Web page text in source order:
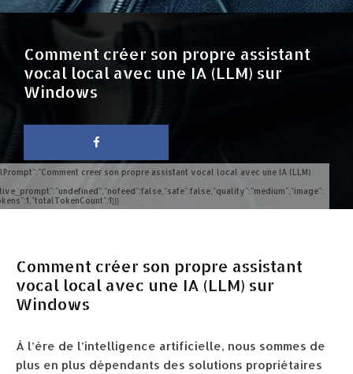
creer son propre assistant vocal local avec une IA (LLM)
Comment créer son propre assistant
vocal local avec une IA (LLM) sur
Windows
Comment créer son propre assistant
vocal local avec une IA (LLM) sur
Windows
À l’ère de l’intelligence artificielle, nous sommes de
plus en plus dépendants des solutions propriétaires